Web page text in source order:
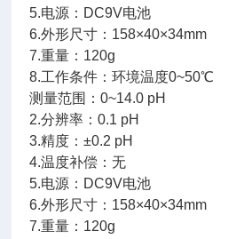
5.电源：DC9V电池
6.外形尺寸：158×40×34mm
7.重量：120g
8.工作条件：环境温度0~50℃
测量范围：0~14.0 pH
2.分辨率：0.1 pH
3.精度：±0.2 pH
4.温度补偿：无
5.电源：DC9V电池
6.外形尺寸：158×40×34mm
7.重量：120g